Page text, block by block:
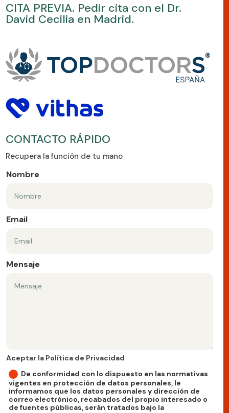
CITA PREVIA. Pedir cita con el Dr.
David Cecilia en Madrid.
CONTACTO RÁPIDO
Recupera la función de tu mano
Nombre
Email
Mensaje
Aceptar la Política de Privacidad
Aceptar la Política de Privacidad
De conformidad con lo dispuesto en las normativas
vigentes en protección de datos personales, le
informamos que los datos personales y dirección de
correo electrónico, recabados del propio interesado o
de fuentes públicas, serán tratados bajo la